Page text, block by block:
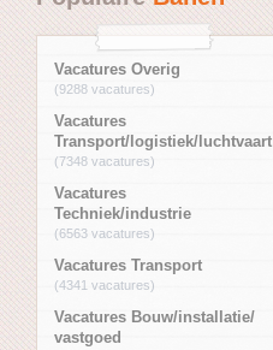
Vacatures Overig
(9288 vacatures)
Vacatures
Transport/logistiek/luchtvaart
(7348 vacatures)
Vacatures
Techniek/industrie
(6563 vacatures)
Vacatures Transport
(4341 vacatures)
Vacatures Bouw/installatie/
vastgoed